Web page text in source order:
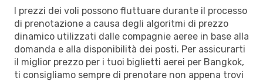
I prezzi dei voli possono fluttuare durante il processo
di prenotazione a causa degli algoritmi di prezzo
dinamico utilizzati dalle compagnie aeree in base alla
domanda e alla disponibilità dei posti. Per assicurarti
il miglior prezzo per i tuoi biglietti aerei per Bangkok,
ti consigliamo sempre di prenotare non appena trovi